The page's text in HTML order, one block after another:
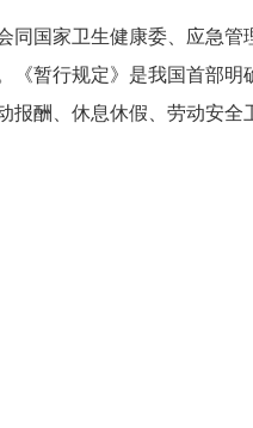
同国家卫生健康委、应急
《暂行规定》是我国首部
报酬、休息休假、劳动安全